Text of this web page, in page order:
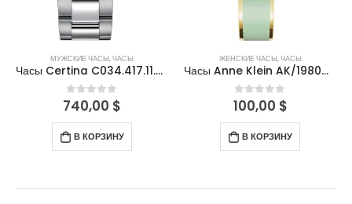
МУЖСКИЕ ЧАСЫ,ЧАСЫ
Часы Certina C034.417.11.097.00
0 out of 5
740,00 $
В КОРЗИНУ
ЖЕНСКИЕ ЧАСЫ,ЧАСЫ
Часы Anne Klein AK/1980MIGB
0out of 5
100,00 $
В КОРЗИНУ